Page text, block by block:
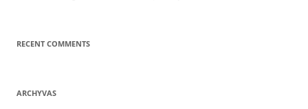
RECENT COMMENTS
ARCHYVAS